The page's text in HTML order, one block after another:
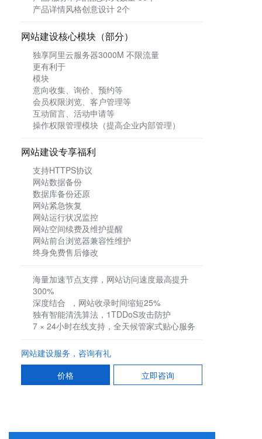
产品详情风格创意设计 2个
网站建设核心模块（部分）
独享阿里云服务器3000M 不限流量
更有利于
模块
意向收集、询价、预约等
会员权限浏览、客户管理等
互动留言、活动申请等
操作权限管理模块（提高企业内部管理）
网站建设专享福利
支持HTTPS协议
网站数据备份
数据库备份还原
网站紧急恢复
网站运行状况监控
网站空间续费及维护提醒
网站前台浏览器兼容性维护
终身免费售后修改
海量加速节点支撑，网站访问速度最高提升
300%
深度结合 ，网站收录时间缩短25%
独有智能清洗算法，1TDDoS攻击防护
7 × 24小时在线支持，全天候管家式贴心服务
网站建设服务，咨询有礼
价格
立即咨询